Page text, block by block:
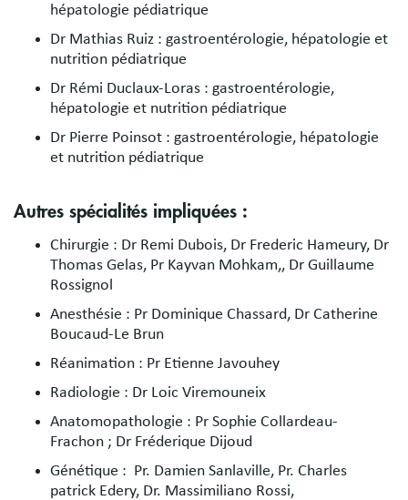
hépatologie pédiatrique
Dr Mathias Ruiz : gastroentérologie, hépatologie et
nutrition pédiatrique
Dr Rémi Duclaux-Loras : gastroentérologie,
hépatologie et nutrition pédiatrique
Dr Pierre Poinsot : gastroentérologie, hépatologie
et nutrition pédiatrique
Autres spécialités impliquées :
Chirurgie : Dr Remi Dubois, Dr Frederic Hameury, Dr
Thomas Gelas, Pr Kayvan Mohkam,, Dr Guillaume
Rossignol
Anesthésie : Pr Dominique Chassard, Dr Catherine
Boucaud-Le Brun
Réanimation : Pr Etienne Javouhey
Radiologie : Dr Loic Viremouneix
Anatomopathologie : Pr Sophie Collardeau-
Frachon ; Dr Fréderique Dijoud
Génétique : Pr. Damien Sanlaville, Pr. Charles
patrick Edery, Dr. Massimiliano Rossi,